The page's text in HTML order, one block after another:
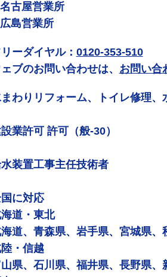
古屋営業所
島営業所
ーダイヤル： 0120-353-510
ブのお問い合わせは、 お問い合
わりリフォーム、トイレ修理、
業許可 許可（般-30）
装置工事主任技術者
に対応
道・東北
道、青森県、岩手県、宮城県
・信越
県、石川県、福井県、長野県、